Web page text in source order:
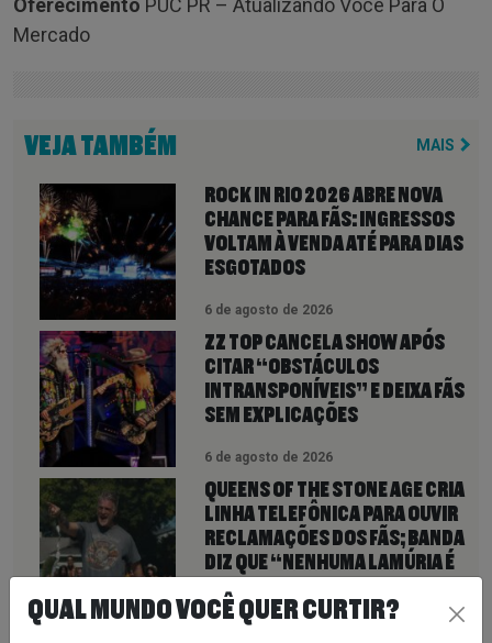
Oferecimento PUC PR – Atualizando Você Para O
Mercado
VEJA TAMBÉM MAIS
ROCK IN RIO 2026 ABRE NOVA
CHANCE PARA FÃS: INGRESSOS
VOLTAM À VENDA ATÉ PARA DIAS
ESGOTADOS
6 de agosto de 2026
ZZ TOP CANCELA SHOW APÓS
CITAR “OBSTÁCULOS
INTRANSPONÍVEIS” E DEIXA FÃS
SEM EXPLICAÇÕES
6 de agosto de 2026
QUEENS OF THE STONE AGE CRIA
LINHA TELEFÔNICA PARA OUVIR
RECLAMAÇÕES DOS FÃS; BANDA
DIZ QUE “NENHUMA LAMÚRIA É
PEQUENA DEMAIS”
6 de agosto de 2026
QUAL MUNDO VOCÊ QUER CURTIR?